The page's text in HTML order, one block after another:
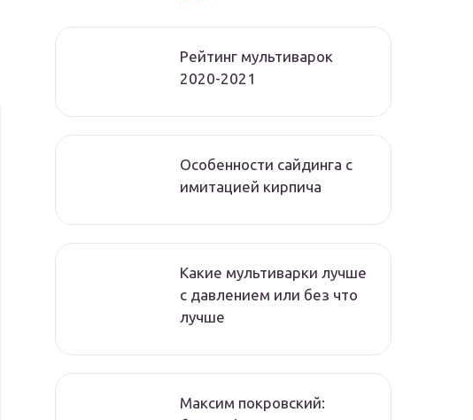
Рейтинг мультиварок
2020-2021
Особенности сайдинга с
имитацией кирпича
Какие мультиварки лучше
с давлением или без что
лучше
Максим покровский: